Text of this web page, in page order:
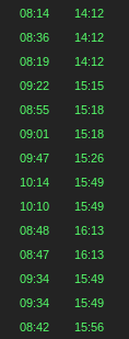
08:14 14:12
08:36 14:12
08:19 14:12
09:22 15:15
08:55 15:18
09:01 15:18
09:47 15:26
10:14 15:49
10:10 15:49
08:48 16:13
08:47 16:13
09:34 15:49
09:34 15:49
08:42 15:56